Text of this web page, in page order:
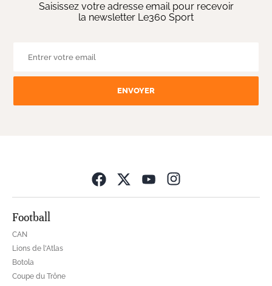
Saisissez votre adresse email pour recevoir
la newsletter Le360 Sport
ENVOYER
Football
CAN
Lions de l'Atlas
Botola
Coupe du Trône